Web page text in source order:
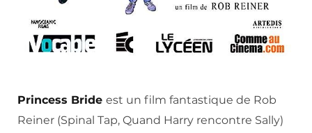
Princess Bride est un film fantastique de Rob
Reiner (Spinal Tap, Quand Harry rencontre Sally)